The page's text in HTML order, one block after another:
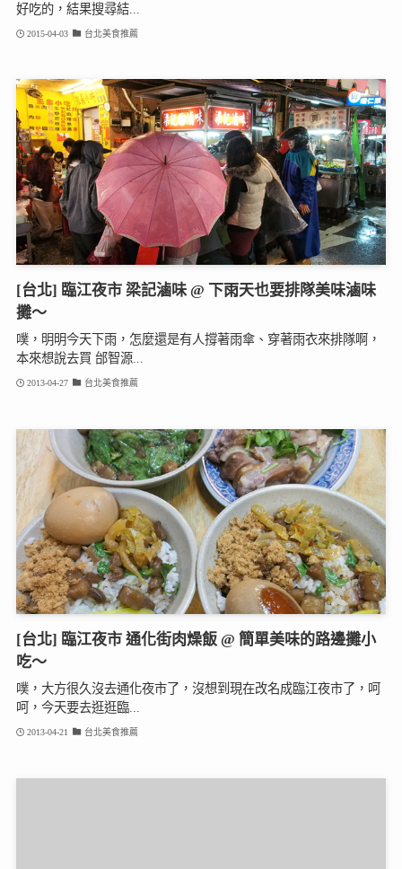
好吃的，結果搜尋結...
2015-04-03 台北美食推薦
[台北] 臨江夜市 梁記滷味 @ 下雨天也要排隊美味滷味
攤～
噗，明明今天下雨，怎麼還是有人撐著雨傘、穿著雨衣來排隊啊，
本來想說去買 邰智源...
2013-04-27 台北美食推薦
[台北] 臨江夜市 通化街肉燥飯 @ 簡單美味的路邊攤小
吃～
噗，大方很久沒去通化夜市了，沒想到現在改名成臨江夜市了，呵
呵，今天要去逛逛臨...
2013-04-21 台北美食推薦